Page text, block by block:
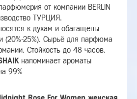
от компании BERLIN
ТУРЦИЯ.
к духам и обагащены
(20%-25%). Сырьё для парфюма
Стойкость до 48 часов.
напоминает ароматы
99%